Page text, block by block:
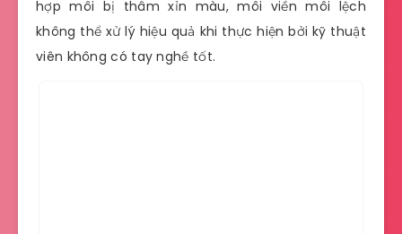
hợp môi bị thâm xỉn màu, môi viền môi lệch
không thể xử lý hiệu quả khi thực hiện bởi kỹ thuật
viên không có tay nghề tốt.